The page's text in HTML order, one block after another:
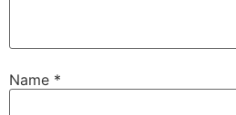
Name *